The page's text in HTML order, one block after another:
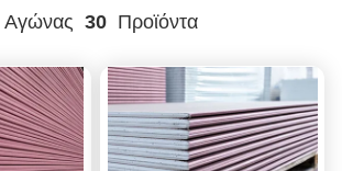
Αγώνας 30Προϊόντα